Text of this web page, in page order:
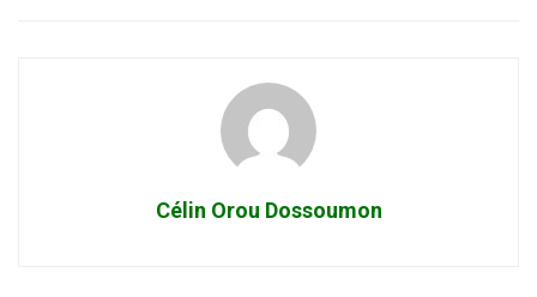
Célin Orou Dossoumon